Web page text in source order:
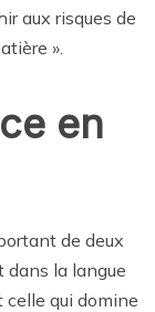
aux risques de
».
en
de deux
dans la langue
celle qui domine